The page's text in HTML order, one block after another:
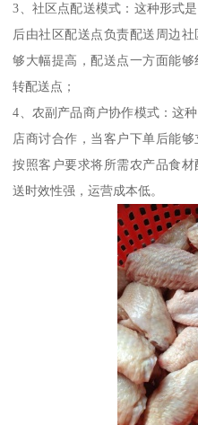
3、社区点配送模式：这种形式
后由社区配送点负责配送周边
够大幅提高，配送点一方面能
转配送点；
4、农副产品商户协作模式：这
店商讨合作，当客户下单后能
按照客户要求将所需农产品食
送时效性强，运营成本低。